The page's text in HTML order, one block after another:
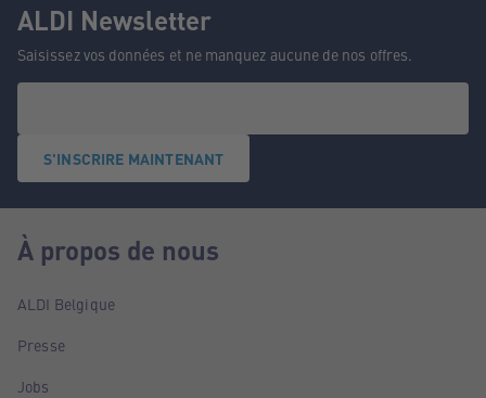
ALDI Newsletter
Saisissez vos données et ne manquez aucune de nos offres.
S'INSCRIRE MAINTENANT
À propos de nous
ALDI Belgique
Presse
Jobs